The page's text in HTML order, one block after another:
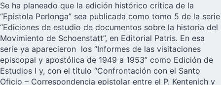
Se ha planeado que la edición histórico crítica de la
“Epistola Perlonga” sea publicada como tomo 5 de la serie
“Ediciones de estudio de documentos sobre la historia del
Movimiento de Schoenstatt”, en Editorial Patris. En esa
serie ya aparecieron los “Informes de las visitaciones
episcopal y apostólica de 1949 a 1953” como Edición de
Estudios I y, con el título “Confrontación con el Santo
Oficio – Correspondencia epistolar entre el P. Kentenich y